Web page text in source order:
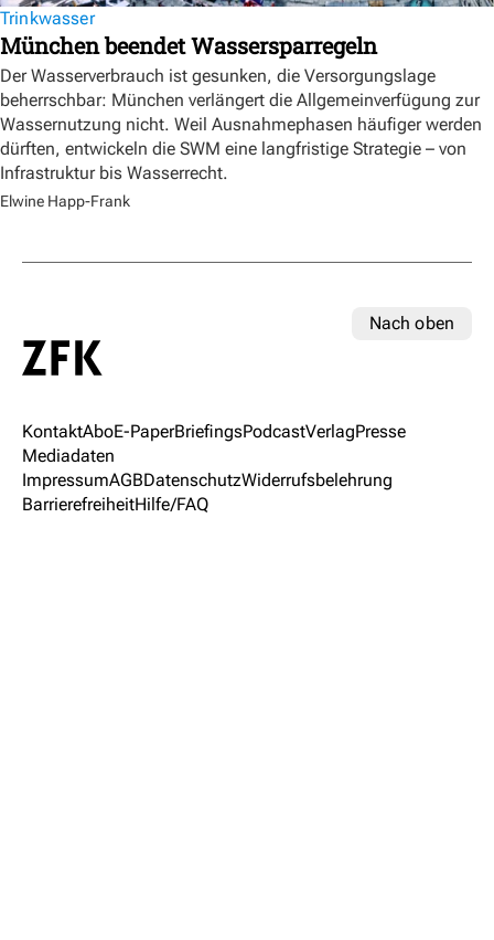
Trinkwasser
München beendet Wassersparregeln
Der Wasserverbrauch ist gesunken, die Versorgungslage
beherrschbar: München verlängert die Allgemeinverfügung zur
Wassernutzung nicht. Weil Ausnahmephasen häufiger werden
dürften, entwickeln die SWM eine langfristige Strategie – von
Infrastruktur bis Wasserrecht.
Elwine Happ-Frank
Nach oben
KontaktAboE-PaperBriefingsPodcastVerlagPresse
Mediadaten
ImpressumAGBDatenschutzWiderrufsbelehrung
BarrierefreiheitHilfe/FAQ